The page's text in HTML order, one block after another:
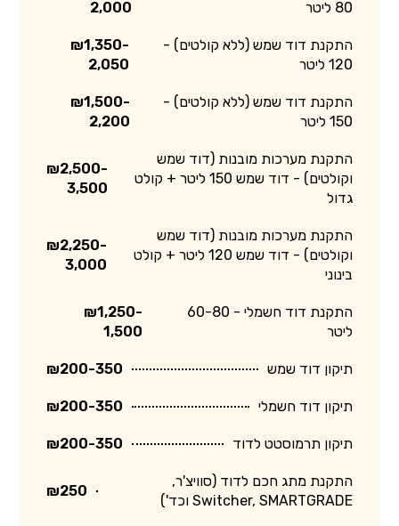
80 ליטר 2,000
התקנת דוד שמש (ללא קולטים) -
120 ליטר
₪1,350-
2,050
התקנת דוד שמש (ללא קולטים) -
150 ליטר
₪1,500-
2,200
התקנת מערכות מובנות (דוד שמש
וקולטים) - דוד שמש 150 ליטר + קולט
גדול
₪2,500-
3,500
התקנת מערכות מובנות (דוד שמש
וקולטים) - דוד שמש 120 ליטר + קולט
בינוני
₪2,250-
3,000
התקנת דוד חשמלי - 60-80
ליטר
₪1,250-
1,500
תיקון דוד שמש ₪200-350
תיקון דוד חשמלי ₪200-350
תיקון תרמוסטט לדוד ₪200-350
התקנת מתג חכם לדוד (סוויצ'ר,
Switcher, SMARTGRADE וכד')
₪250